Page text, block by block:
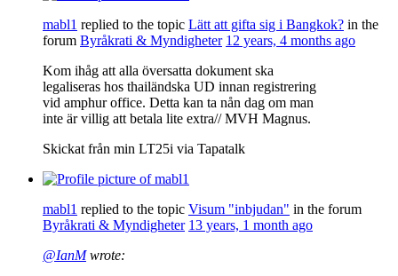
mabl1 replied to the topic Lätt att gifta sig i Bangkok? in the
forum Byråkrati & Myndigheter 12 years, 4 months ago
Kom ihåg att alla översatta dokument ska
legaliseras hos thailändska UD innan registrering
vid amphur office. Detta kan ta nån dag om man
inte är villig att betala lite extra// MVH Magnus.
Skickat från min LT25i via Tapatalk
mabl1 replied to the topic Visum "inbjudan" in the forum
Byråkrati & Myndigheter 13 years, 1 month ago
@IanMwrote: